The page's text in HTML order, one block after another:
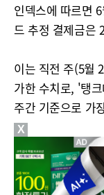
인덱스에 따르면
드 추정 결제금은
이는 직전 주(5월
가한 수치로, '탱
주간 기준으로 가
X